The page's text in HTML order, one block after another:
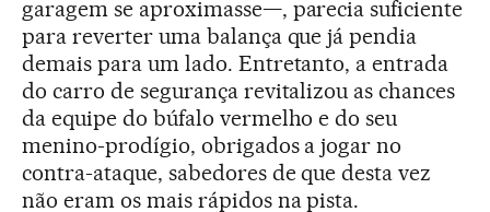
garagem se aproximasse—, parecia suficiente
para reverter uma balança que já pendia
demais para um lado. Entretanto, a entrada
do carro de segurança revitalizou as chances
da equipe do búfalo vermelho e do seu
menino-prodígio, obrigados a jogar no
contra-ataque, sabedores de que desta vez
não eram os mais rápidos na pista.